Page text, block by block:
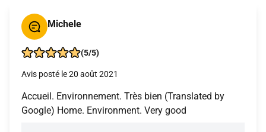
Michele
(5/5)
Avis posté le 20 août 2021
Accueil. Environnement. Très bien (Translated by
Google) Home. Environment. Very good